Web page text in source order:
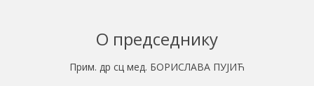
О председнику
Прим. др сц мед. БОРИСЛАВА ПУЈИЋ